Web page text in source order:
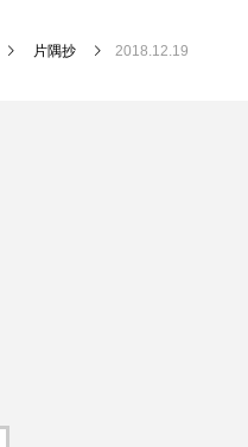
片隅抄 2018.12.19